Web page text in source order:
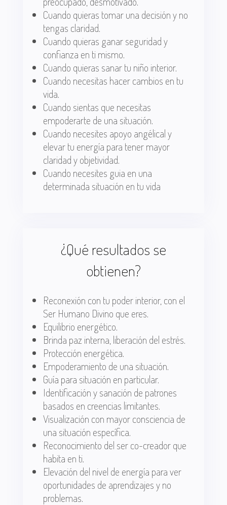
Cuando quieras tomar una decisión y no
tengas claridad.
Cuando quieras ganar seguridad y
confianza en ti mismo.
Cuando quieras sanar tu niño interior.
Cuando necesitas hacer cambios en tu
vida.
Cuando sientas que necesitas
empoderarte de una situación.
Cuando necesites apoyo angélical y
elevar tu energía para tener mayor
claridad y objetividad.
Cuando necesites guia en una
determinada situación en tu vida
¿Qué resultados se
obtienen?
Reconexión con tu poder interior, con el
Ser Humano Divino que eres.
Equilibrio energético.
Brinda paz interna, liberación del estrés.
Protección energética.
Empoderamiento de una situación.
Guía para situación en particular.
Identificación y sanación de patrones
basados en creencias limitantes.
Visualización con mayor consciencia de
una situación específica.
Reconocimiento del ser co-creador que
habita en ti.
Elevación del nivel de energía para ver
oportunidades de aprendizajes y no
problemas.